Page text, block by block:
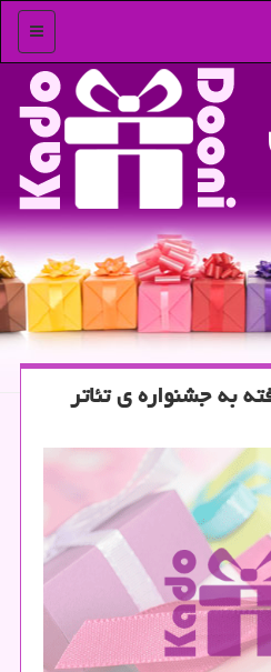
منو
به جشنواره ی تئاتر